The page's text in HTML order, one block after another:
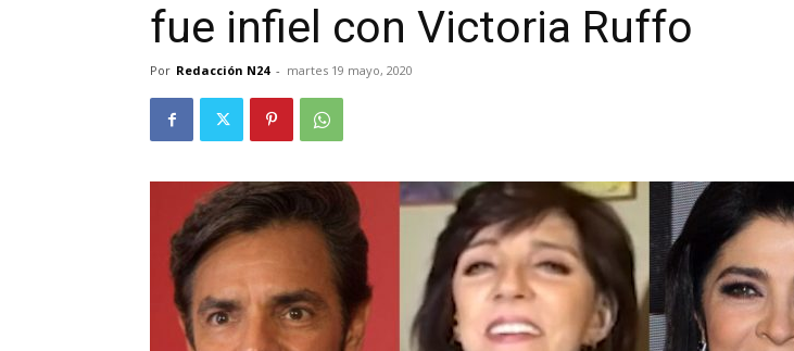
fue infiel con Victoria Ruffo
Por Redacción N24 - martes 19 mayo, 2020